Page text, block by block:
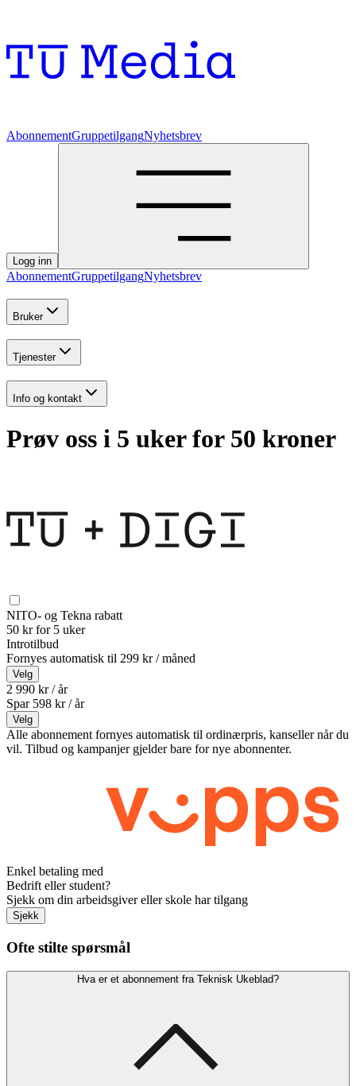
AbonnementGruppetilgangNyhetsbrev
Logg inn
AbonnementGruppetilgangNyhetsbrev
Bruker
Tjenester
Info og kontakt
Prøv oss i 5 uker for 50 kroner
NITO- og Tekna rabatt
50 kr for 5 uker
Introtilbud
Fornyes automatisk til 299 kr / måned
Velg
2 990 kr / år
Spar 598 kr /år
Velg
Alle abonnement fornyes automatisk til ordinærpris, kanseller når du
vil. Tilbud og kampanjer gjelder bare for nye abonnenter.
Enkel betaling med
Bedrift eller student?
Sjekk om din arbeidsgiver eller skole har tilgang
Sjekk
Ofte stilte spørsmål
Hva er et abonnement fra Teknisk Ukeblad?